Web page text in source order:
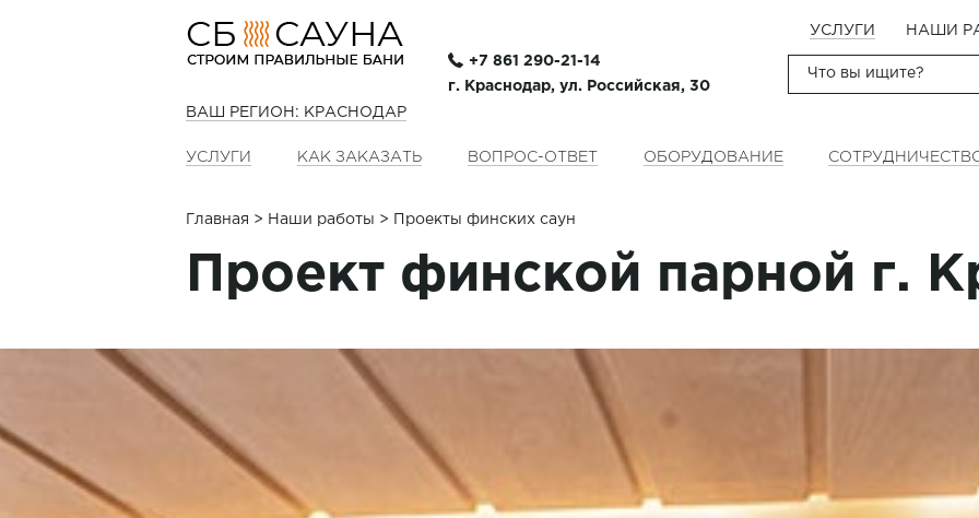
УСЛУГИ НАШИ
+7 861 290-21-14
г. Краснодар, ул. Российская, 30
ВАШ РЕГИОН: КРАСНОДАР
УСЛУГИ КАК ЗАКАЗАТЬ ВОПРОС-ОТВЕТ ОБОРУДОВАНИЕ
Главная > Наши работы > Проекты финских саун
Проект финской парной г.